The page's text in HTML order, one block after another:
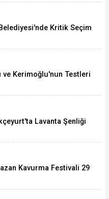
Kritik Seçim
ve Kerimoğlu'nun Testleri
Lavanta Şenliği
Kavurma Festivali 29